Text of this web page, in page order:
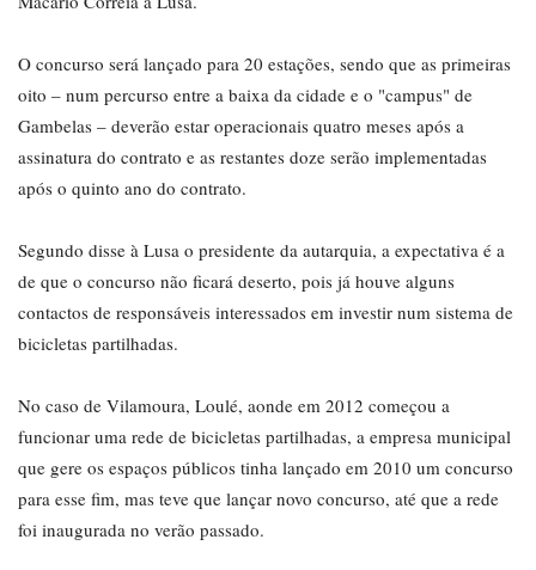
O concurso será lançado para 20 estações, sendo que as primeiras
oito – num percurso entre a baixa da cidade e o "campus" de
Gambelas – deverão estar operacionais quatro meses após a
assinatura do contrato e as restantes doze serão implementadas
após o quinto ano do contrato.
Segundo disse à Lusa o presidente da autarquia, a expectativa é a
de que o concurso não ficará deserto, pois já houve alguns
contactos de responsáveis interessados em investir num sistema de
bicicletas partilhadas.
No caso de Vilamoura, Loulé, aonde em 2012 começou a
funcionar uma rede de bicicletas partilhadas, a empresa municipal
que gere os espaços públicos tinha lançado em 2010 um concurso
para esse fim, mas teve que lançar novo concurso, até que a rede
foi inaugurada no verão passado.